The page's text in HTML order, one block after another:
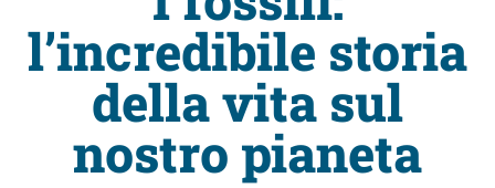
Card
Cose
l’incredibile storia
della vita sul
nostro pianeta